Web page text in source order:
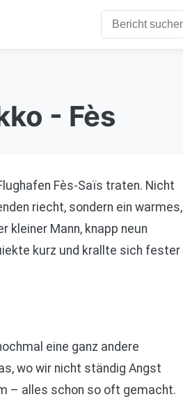
- Fès
Fès-Saïs traten. Nicht
riecht, sondern ein warmes,
Mann, knapp neun
kurz und krallte sich fester
eine ganz andere
wo wir nicht ständig Angst
– alles schon so oft gemacht.